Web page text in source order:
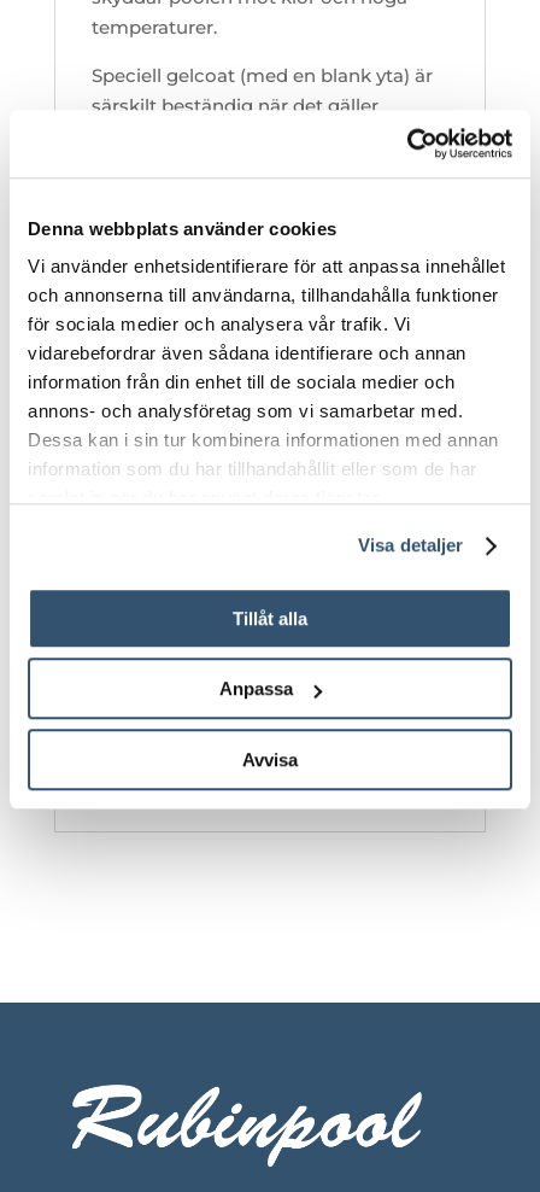
Denna webbplats använder cookies
Vi använder enhetsidentifierare för att anpassa innehållet
och annonserna till användarna, tillhandahålla funktioner
för sociala medier och analysera vår trafik. Vi
vidarebefordrar även sådana identifierare och annan
information från din enhet till de sociala medier och
annons- och analysföretag som vi samarbetar med.
Dessa kan i sin tur kombinera informationen med annan
information som du har tillhandahållit eller som de har
Visa detaljer
Tillåt alla
Anpassa
Avvisa
temperaturer.
Speciell gelcoat (med en blank yta) är
särskilt beständig när det gäller
långvarig klorpåverkan, solstrålning
professionella sprutmaskiner, enligt de
nyaste världsteknologierna.
Varje poolkonstruktion förstärks
dessutom med metallarmering.
Poolens yttre yta är med härdad
polyuretanskum som bara inte
värmeisolerar utan även gör hela
konstruktionen mer stabil.
Mått:
Djup: 1,4m
Vattenmängd ca.24 m
3
.
Färg: Light blue eller white
Granulat färg kan fås mot 20% tillägg.
10 års garanti!